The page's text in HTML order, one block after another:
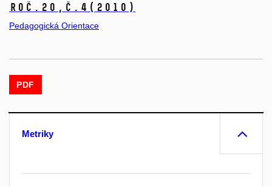
Roč.20, č.4 (2010)
Pedagogická Orientace
PDF
Metriky